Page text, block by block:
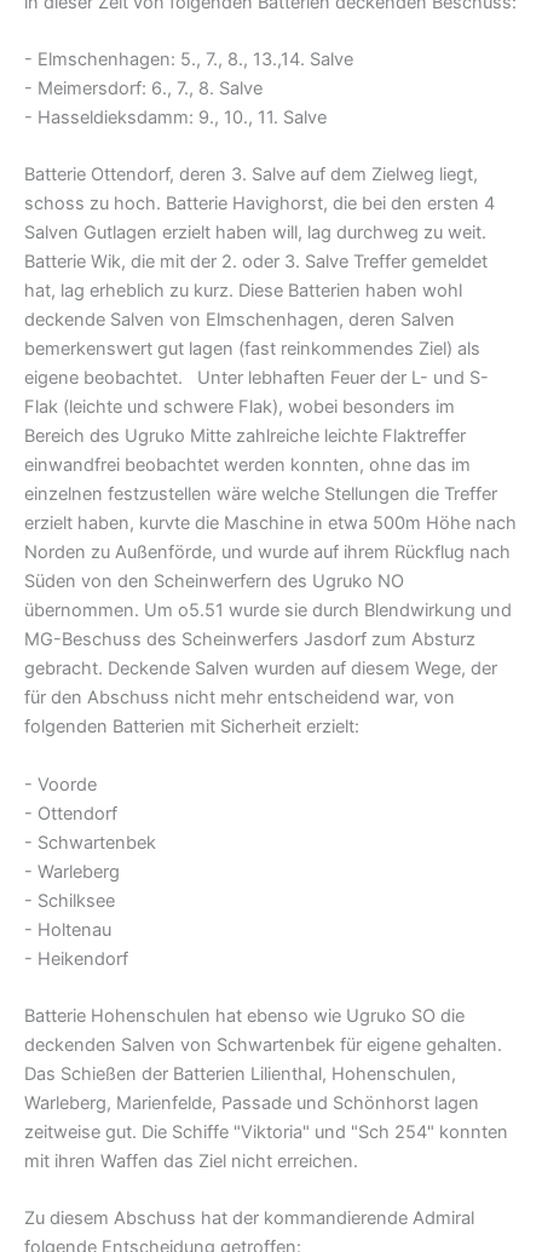
- Elmschenhagen: 5., 7., 8., 13.,14. Salve
- Meimersdorf: 6., 7., 8. Salve
- Hasseldieksdamm: 9., 10., 11. Salve
Batterie Ottendorf, deren 3. Salve auf dem Zielweg liegt,
schoss zu hoch. Batterie Havighorst, die bei den ersten 4
Salven Gutlagen erzielt haben will, lag durchweg zu weit.
Batterie Wik, die mit der 2. oder 3. Salve Treffer gemeldet
hat, lag erheblich zu kurz. Diese Batterien haben wohl
deckende Salven von Elmschenhagen, deren Salven
bemerkenswert gut lagen (fast reinkommendes Ziel) als
eigene beobachtet. Unter lebhaften Feuer der L- und S-
Flak (leichte und schwere Flak), wobei besonders im
Bereich des Ugruko Mitte zahlreiche leichte Flaktreffer
einwandfrei beobachtet werden konnten, ohne das im
einzelnen festzustellen wäre welche Stellungen die Treffer
erzielt haben, kurvte die Maschine in etwa 500m Höhe nach
Norden zu Außenförde, und wurde auf ihrem Rückflug nach
Süden von den Scheinwerfern des Ugruko NO
übernommen. Um o5.51 wurde sie durch Blendwirkung und
MG-Beschuss des Scheinwerfers Jasdorf zum Absturz
gebracht. Deckende Salven wurden auf diesem Wege, der
für den Abschuss nicht mehr entscheidend war, von
folgenden Batterien mit Sicherheit erzielt:
- Voorde
- Ottendorf
- Schwartenbek
- Warleberg
- Schilksee
- Holtenau
- Heikendorf
Batterie Hohenschulen hat ebenso wie Ugruko SO die
deckenden Salven von Schwartenbek für eigene gehalten.
Das Schießen der Batterien Lilienthal, Hohenschulen,
Warleberg, Marienfelde, Passade und Schönhorst lagen
zeitweise gut. Die Schiffe "Viktoria" und "Sch 254" konnten
mit ihren Waffen das Ziel nicht erreichen.
Zu diesem Abschuss hat der kommandierende Admiral
folgende Entscheidung getroffen: